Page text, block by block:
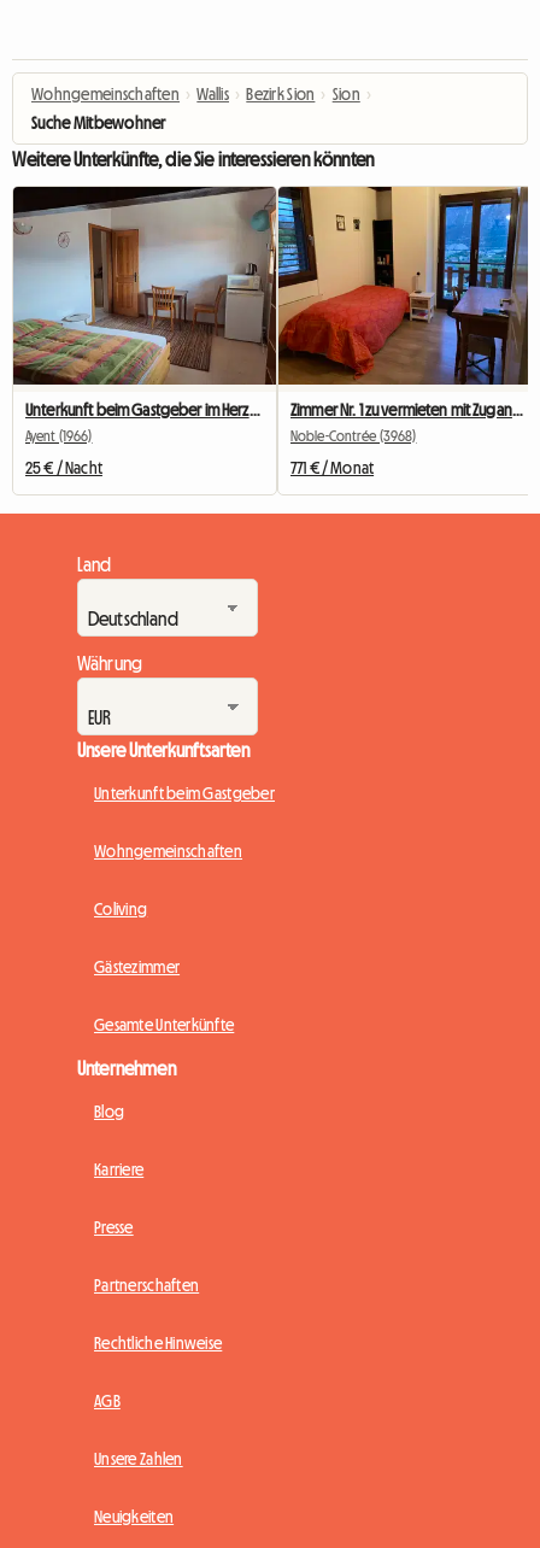
Wohngemeinschaften › Wallis › Bezirk Sion › Sion ›
Suche Mitbewohner
Weitere Unterkünfte, die Sie interessieren könnten
Unterkunft beim Gastgeber im Herzen des alten Dorfes
Ayent (1966)
25 € / Nacht
Zimmer Nr. 1 zu vermieten mit Zugang zu einem Balkon
Noble-Contrée (3968)
771 € / Monat
Land
Währung
Unsere Unterkunftsarten
Unterkunft beim Gastgeber
Wohngemeinschaften
Coliving
Gästezimmer
Gesamte Unterkünfte
Unternehmen
Blog
Karriere
Presse
Partnerschaften
Rechtliche Hinweise
AGB
Unsere Zahlen
Neuigkeiten